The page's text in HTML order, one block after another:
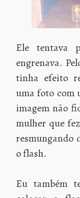
Ele tentava
engrenava.
tinha efeito
uma foto com
imagem não
mulher que
resmungando
o flash.
Eu também